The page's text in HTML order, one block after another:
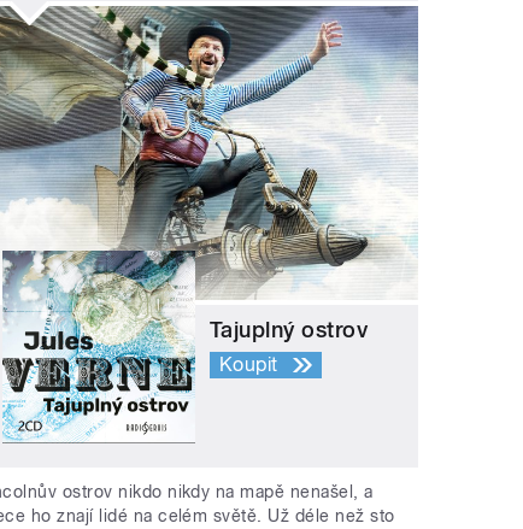
Tajuplný ostrov
Koupit
ostrov nikdo nikdy na mapě nenašel, a
ho znají lidé na celém světě. Už déle než sto